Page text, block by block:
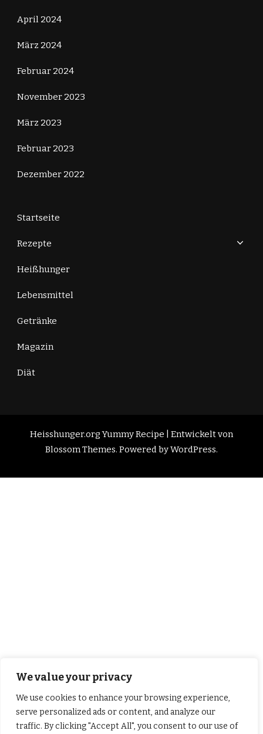
We value your privacy
We use cookies to enhance your browsing experience,
serve personalized ads or content, and analyze our
traffic. By clicking "Accept All", you consent to our use of
April 2024
März 2024
Februar 2024
November 2023
März 2023
Februar 2023
Dezember 2022
Startseite
Rezepte
Heißhunger
Lebensmittel
Getränke
Magazin
Diät
Heisshunger.orgYummy Recipe | Entwickelt von
Blossom Themes. Powered byWordPress.